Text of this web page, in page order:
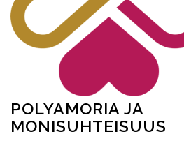
POLYAMORIA JA
MONISUHTEISUUS